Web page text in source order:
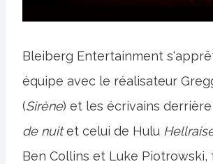
Bleiberg Entertainment
équipe avec le réalisateur
(Sirène) et les écrivains derrière
de nuitet celui de Hulu
Ben Collins et Luke